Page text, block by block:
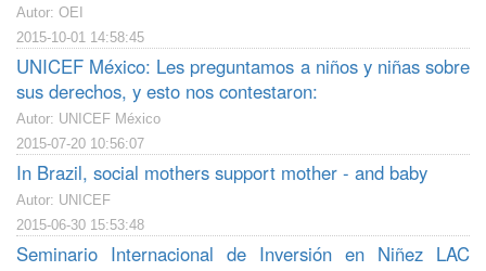
Autor: OEI
2015-10-01 14:58:45
UNICEF México: Les preguntamos a niños y niñas sobre
sus derechos, y esto nos contestaron:
Autor: UNICEF México
2015-07-20 10:56:07
In Brazil, social mothers support mother - and baby
Autor: UNICEF
2015-06-30 15:53:48
Seminario Internacional de Inversión en Niñez LAC